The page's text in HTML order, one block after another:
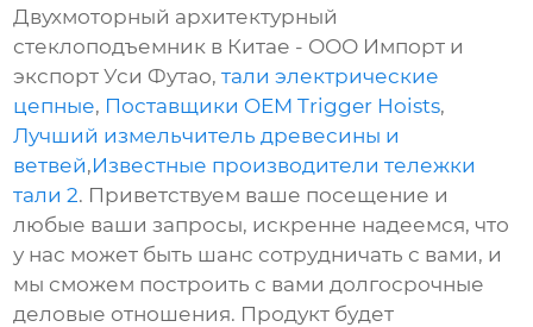
Двухмоторный архитектурный
стеклоподъемник в Китае - ООО Импорт и
экспорт Уси Футао,тали электрические
цепные, Поставщики OEM Trigger Hoists,
Лучший измельчитель древесины и
ветвей,Известные производители тележки
тали 2. Приветствуем ваше посещение и
любые ваши запросы, искренне надеемся, что
у нас может быть шанс сотрудничать с вами, и
мы сможем построить с вами долгосрочные
деловые отношения. Продукт будет